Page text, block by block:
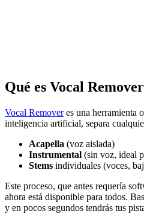
Qué es Vocal
Vocal Removeres una herramienta
inteligencia artificial, separa
Acapella (voz aislada)
Instrumental (sin voz, ideal
Stems individuales (voces,
Este proceso, que antes requería
ahora está disponible para todos.
y en pocos segundos tendrás tus